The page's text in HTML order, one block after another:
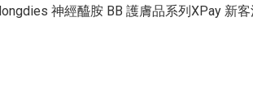
神經醯胺 BB 護膚品系列XPay 新